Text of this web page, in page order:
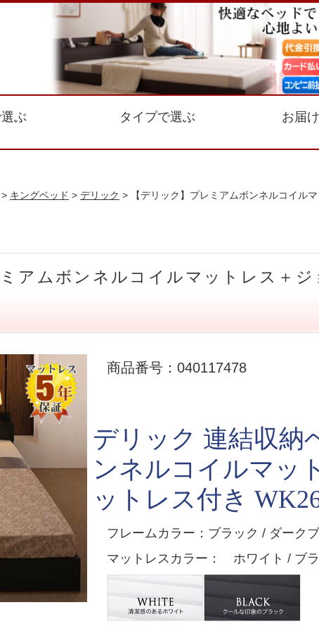
ぶ タイプで選ぶ お届
キングベッド > デリック > 【デリック】プレミアムボンネルコイル
アムボンネルコイルマットレス＋ジ
商品番号：040117478
デリック 連結収納
ンネルコイルマッ
ットレス付き
フレームカラー：ブラック / ダーク
マットレスカラー： ホワイト / ブ